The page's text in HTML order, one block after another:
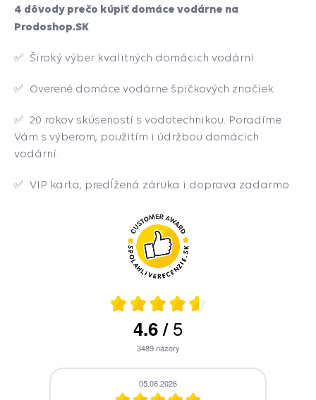
4 dôvody prečo kúpiť domáce vodárne na
Prodoshop.SK
✅ Široký výber kvalitných domácich vodární.
✅ Overené domáce vodárne špičkových značiek.
✅ 20 rokov skúseností s vodotechnikou. Poradíme
Vám s výberom, použitím i údržbou domácich
vodární.
✅ VIP karta, predĺžená záruka i doprava zadarmo.
4.6/5
3489názory
05.08.2026